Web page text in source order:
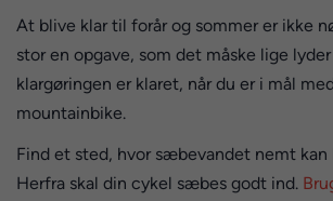
At blive klar til forår og sommer er ikke
stor en opgave, som det måske lige
klargøringen er klaret, når du er i mål
mountainbike.
Find et sted, hvor sæbevandet nemt
Herfra skal din cykel sæbes godt ind.